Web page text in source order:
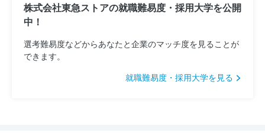
株式会社東急ストアの就職難易度・採用大学を公開
中！
選考難易度などからあなたと企業のマッチ度を見ることが
できます。
就職難易度・採用大学を見る